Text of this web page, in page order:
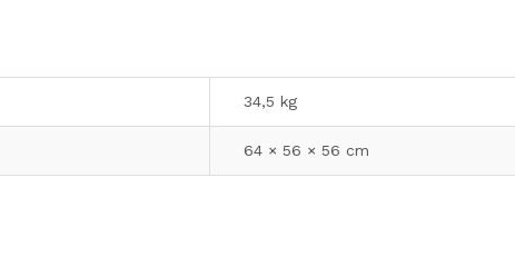
34,5 kg
64 × 56 × 56 cm